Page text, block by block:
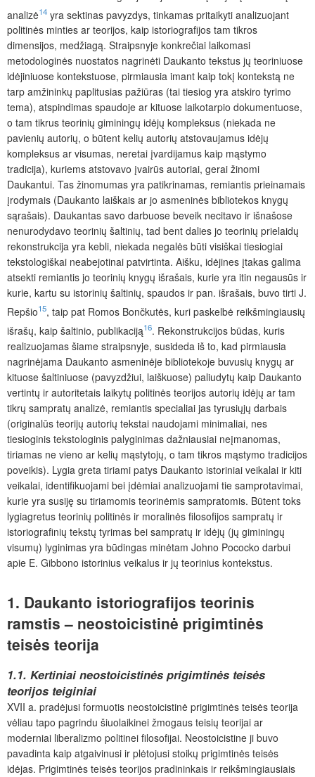
analizė14 yra sektinas pavyzdys, tinkamas pritaikyti analizuojant
politinės minties ar teorijos, kaip istoriografijos tam tikros
dimensijos, medžiagą. Straipsnyje konkrečiai laikomasi
metodologinės nuostatos nagrinėti Daukanto tekstus jų teoriniuose
idėjiniuose kontekstuose, pirmiausia imant kaip tokį kontekstą ne
tarp amžininkų paplitusias pažiūras (tai tiesiog yra atskiro tyrimo
tema), atspindimas spaudoje ar kituose laikotarpio dokumentuose,
o tam tikrus teorinių giminingų idėjų kompleksus (niekada ne
pavienių autorių, o būtent kelių autorių atstovaujamus idėjų
kompleksus ar visumas, neretai įvardijamus kaip mąstymo
tradicija), kuriems atstovavo įvairūs autoriai, gerai žinomi
Daukantui. Tas žinomumas yra patikrinamas, remiantis prieinamais
įrodymais (Daukanto laiškais ar jo asmeninės bibliotekos knygų
sąrašais). Daukantas savo darbuose beveik necitavo ir išnašose
nenurodydavo teorinių šaltinių, tad bent dalies jo teorinių prielaidų
rekonstrukcija yra kebli, niekada negalės būti visiškai tiesiogiai
tekstologiškai neabejotinai patvirtinta. Aišku, idėjines įtakas galima
atsekti remiantis jo teorinių knygų išrašais, kurie yra itin negausūs ir
kurie, kartu su istorinių šaltinių, spaudos ir pan. išrašais, buvo tirti J.
Repšio15, taip pat Romos Bončkutės, kuri paskelbė reikšmingiausių
išrašų, kaip šaltinio, publikaciją16. Rekonstrukcijos būdas, kuris
realizuojamas šiame straipsnyje, susideda iš to, kad pirmiausia
nagrinėjama Daukanto asmeninėje bibliotekoje buvusių knygų ar
kituose šaltiniuose (pavyzdžiui, laiškuose) paliudytų kaip Daukanto
vertintų ir autoritetais laikytų politinės teorijos autorių idėjų ar tam
tikrų sampratų analizė, remiantis specialiai jas tyrusiųjų darbais
(originalūs teorijų autorių tekstai naudojami minimaliai, nes
tiesioginis tekstologinis palyginimas dažniausiai neįmanomas,
tiriamas ne vieno ar kelių mąstytojų, o tam tikros mąstymo tradicijos
poveikis). Lygia greta tiriami patys Daukanto istoriniai veikalai ir kiti
veikalai, identifikuojami bei įdėmiai analizuojami tie samprotavimai,
kurie yra susiję su tiriamomis teorinėmis sampratomis. Būtent toks
lygiagretus teorinių politinės ir moralinės filosofijos sampratų ir
istoriografinių tekstų tyrimas bei sampratų ir idėjų (jų giminingų
visumų) lyginimas yra būdingas minėtam Johno Pococko darbui
apie E. Gibbono istorinius veikalus ir jų teorinius kontekstus.
1. Daukanto istoriografijos teorinis
ramstis – neostoicistinė prigimtinės
teisės teorija
1.1. Kertiniai neostoicistinės prigimtinės teisės
teorijos teiginiai
XVII a. pradėjusi formuotis neostoicistinė prigimtinės teisės teorija
vėliau tapo pagrindu šiuolaikinei žmogaus teisių teorijai ar
moderniai liberalizmo politinei filosofijai. Neostoicistine ji buvo
pavadinta kaip atgaivinusi ir plėtojusi stoikų prigimtinės teisės
idėjas. Prigimtinės teisės teorijos pradininkais ir reikšmingiausiais